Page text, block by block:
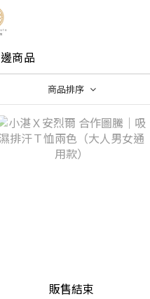
商品
商品排序
販售結束